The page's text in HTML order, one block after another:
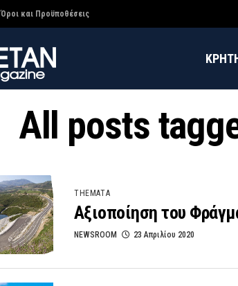
Όροι και Προϋποθέσεις
All posts
THEMATA
Αξιοποίηση του
NEWSROOM 23 Απριλίου 2020